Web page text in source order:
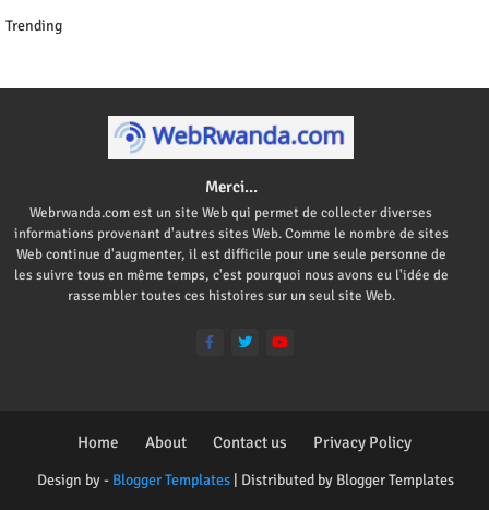
Trending
Merci...
Webrwanda.com est un site Web qui permet de collecter diverses
informations provenant d'autres sites Web. Comme le nombre de sites
Web continue d'augmenter, il est difficile pour une seule personne de
les suivre tous en même temps, c'est pourquoi nous avons eu l'idée de
rassembler toutes ces histoires sur un seul site Web.
Design by - Blogger Templates| Distributed by Blogger Templates
Home About Contact us Privacy Policy